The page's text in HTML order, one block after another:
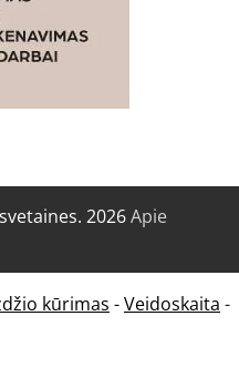
2026Apie
kūrimas -Veidoskaita -